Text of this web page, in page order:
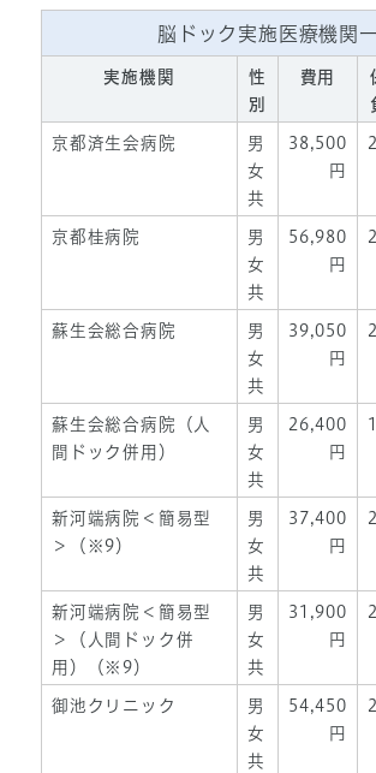
脳ドック実施医療機関
実施機関
性
別
費用
京都済生会病院
男
女
共
38,500
円
京都桂病院
男
女
共
56,980
円
蘇生会総合病院
男
女
共
39,050
円
蘇生会総合病院（人
間ドック併用）
男
女
共
26,400
円
新河端病院＜簡易型
＞（※9）
男
女
共
37,400
円
新河端病院＜簡易型
＞（人間ドック併
用）（※9）
男
女
共
31,900
円
御池クリニック
男
女
共
54,450
円